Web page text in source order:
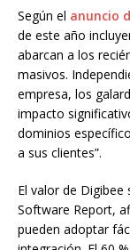
Según el anuncio
de este año
abarcan a los
masivos.
empresa, los
impacto
dominios
a sus clientes”.
El valor de
Software Report,
pueden adoptar